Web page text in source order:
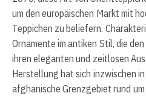
um den europäischen Markt mit
Teppichen zu beliefern.
Ornamente im antiken Stil, die
ihren eleganten und zeitlosen
Herstellung hat sich inzwischen
afghanische Grenzgebiet rund